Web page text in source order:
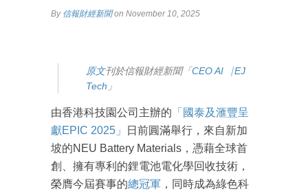
By 信報財經新聞on November 10, 2025
原文刊於信報財經新聞「CEO AI⎹ EJ
Tech 」
由香港科技園公司主辦的 「國泰及滙豐呈
獻EPIC 2025」
日前圓滿舉行，來自新加
坡的NEU Battery Materials，憑藉全球首
創、擁有專利的鋰電池電化學回收技術，
榮膺今屆賽事的總冠軍 ，同時成為綠色科